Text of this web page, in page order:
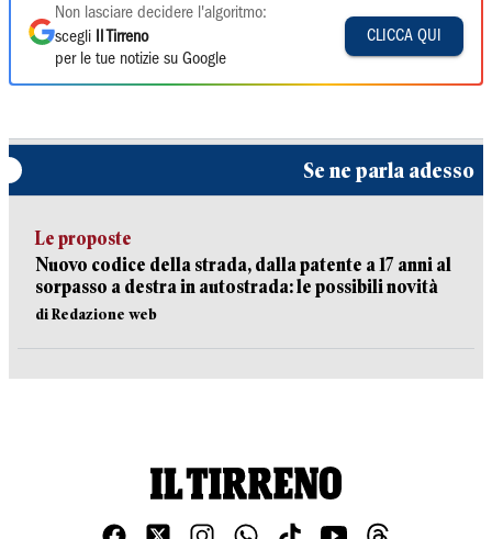
Non lasciare decidere l'algoritmo:
scegli
Il Tirreno
per le tue notizie su Google
CLICCA QUI
Se ne parla adesso
Le proposte
Nuovo codice della strada, dalla patente a 17 anni al
sorpasso a destra in autostrada: le possibili novità
di Redazione web